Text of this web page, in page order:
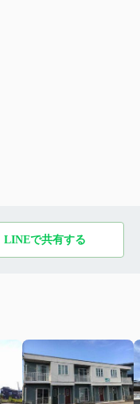
LINEで共有する